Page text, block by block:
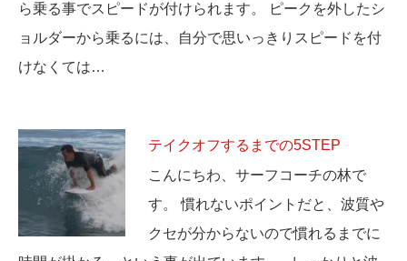
ら乗る事でスピードが付けられます。 ピークを外したシ
ョルダーから乗るには、自分で思いっきりスピードを付
けなくては…
テイクオフするまでの5STEP
こんにちわ、サーフコーチの林で
す。 慣れないポイントだと、波質や
クセが分からないので慣れるまでに